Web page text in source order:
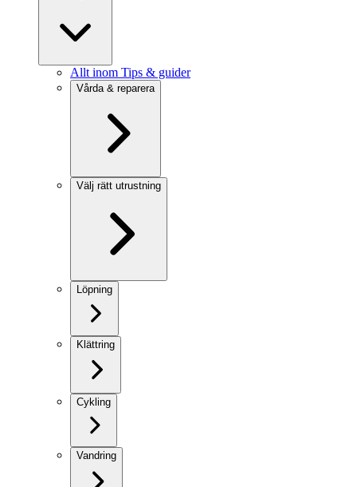
Allt inom Tips & guider
Vårda & reparera
Välj rätt utrustning
Löpning
Klättring
Cykling
Vandring